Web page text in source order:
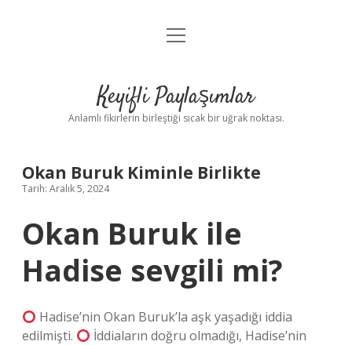
Anasayfa
Yasal Uyarı
menüyü
Keyifli Paylaşımlar
Anlamlı fikirlerin birleştiği sıcak bir uğrak noktası.
Okan Buruk Kiminle Birlikte
Tarih: Aralık 5, 2024
Okan Buruk ile
Hadise sevgili mi?
Hadise’nin Okan Buruk’la aşk yaşadığı iddia
edilmişti.
İddiaların doğru olmadığı, Hadise’nin